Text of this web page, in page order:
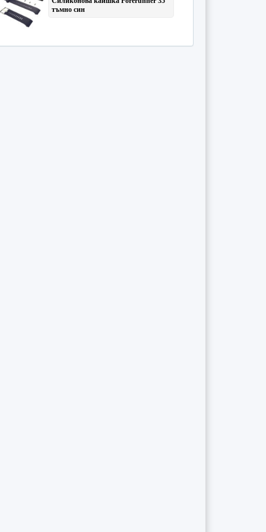
Социална медицина и органи...
(384)
Съдебна медицина
Токсикология